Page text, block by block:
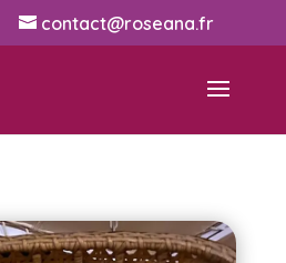
contact@roseana.fr